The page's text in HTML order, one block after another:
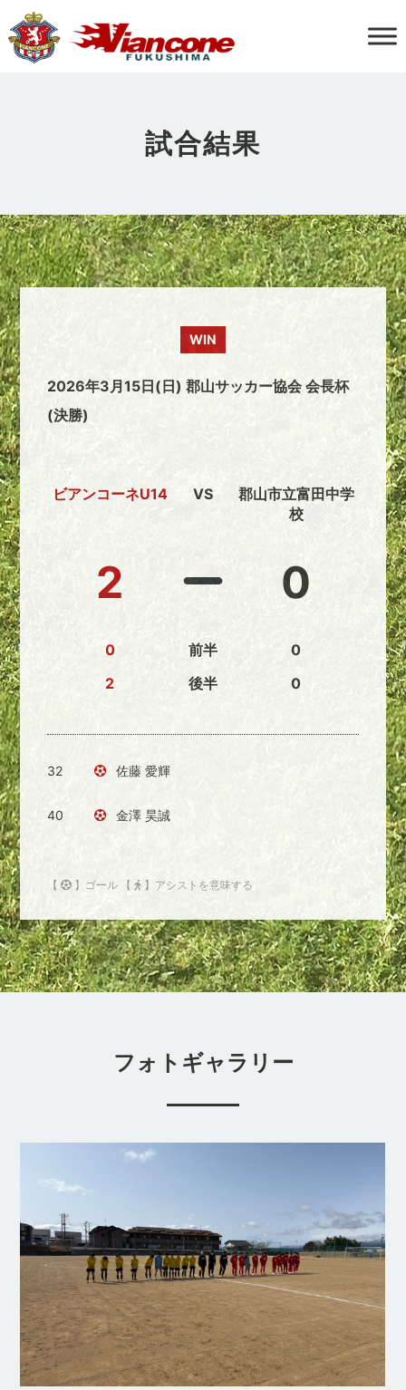
試合結果
WIN
2026年3月15日(日) 郡山サッカー協会 会長杯
(決勝)
ビアンコーネU14
2
0
2
VS
前半
後半
郡山市立富田中学
校
0
0
0
32 佐藤 愛輝
40 金澤 昊誠
【 】ゴール 【 】アシストを意味する
フォトギャラリー